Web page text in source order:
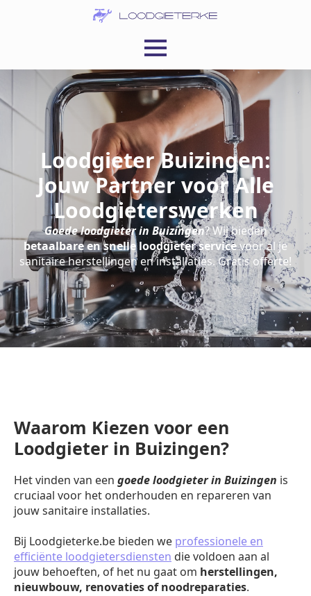
Loodgieter Buizingen:
Jouw Partner voor Alle
Loodgieterswerken
Goede loodgieter in Buizingen? Wij bieden
betaalbare en snelle loodgieter servicevoor al je
sanitaire herstellingen en installaties. Gratis offerte!
Waarom Kiezen voor een
Loodgieter in Buizingen?
Het vinden van een goede loodgieter in Buizingen is
cruciaal voor het onderhouden en repareren van
jouw sanitaire installaties.
Bij Loodgieterke.be bieden we professionele en
efficiënte loodgietersdiensten die voldoen aan al
jouw behoeften, of het nu gaat om herstellingen,
nieuwbouw, renovaties of noodreparaties.